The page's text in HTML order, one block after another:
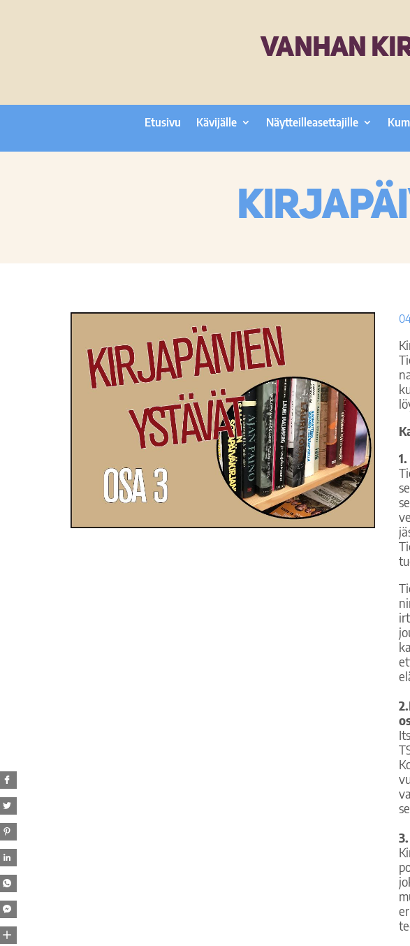
VANHAN
Etusivu Kävijälle Näytteilleasettajille